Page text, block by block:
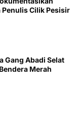
Cilik Pesisir
Gang Abadi Selat
Merah